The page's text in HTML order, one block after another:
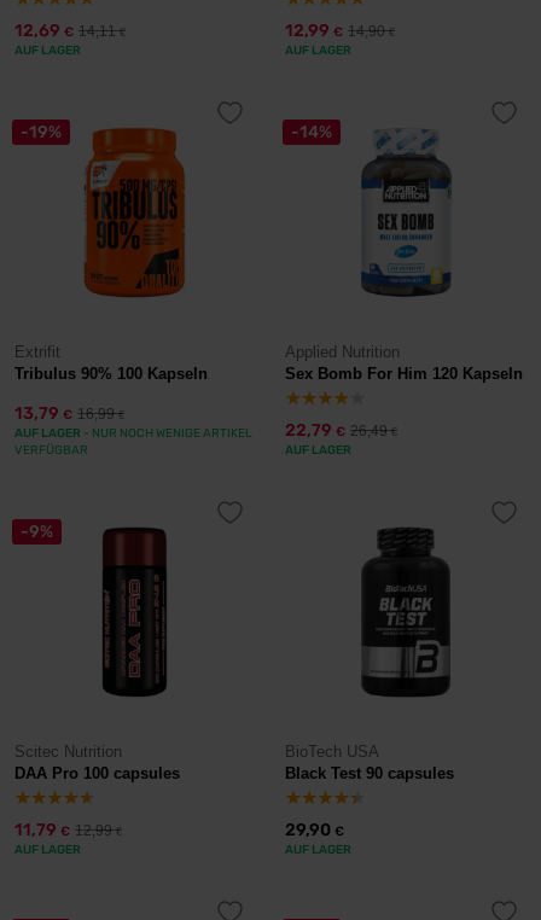
12,69 € 14,11€
AUF LAGER
12,99 € 14,90€
AUF LAGER
-19%
Extrifit
Tribulus 90% 100 Kapseln
13,79 € 16,99€
AUF LAGER - NUR NOCH WENIGE ARTIKEL
VERFÜGBAR
-14%
Applied Nutrition
Sex Bomb For Him 120 Kapseln
22,79 € 26,49€
AUF LAGER
-9%
Scitec Nutrition
DAA Pro 100 capsules
11,79 € 12,99€
AUF LAGER
BioTech USA
Black Test 90 capsules
29,90 €
AUF LAGER